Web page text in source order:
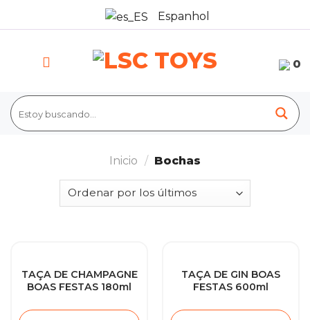
to
Espanhol
0
Inicio / Bochas
TAÇA DE CHAMPAGNE
BOAS FESTAS 180ml
TAÇA DE GIN BOAS
FESTAS 600ml